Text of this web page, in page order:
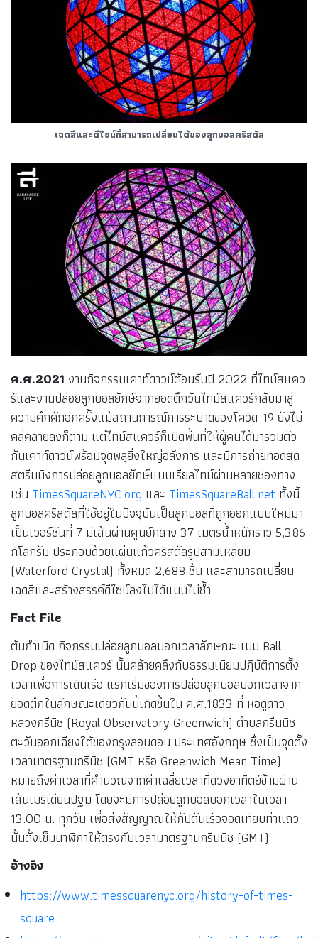
เฉดสีและดีไซน์ที่สามารถเปลี่ยนได้ของลูกบอลคริสตัล
ค.ศ.2021 งานกิจกรรมเคาท์ดาวน์ต้อนรับปี 2022 ที่ไทม์สแคว
ร์และงานปล่อยลูกบอลยักษ์จากยอดตึกวันไทม์สแควร์กลับมาสู่
ความคึกคักอีกครั้งแม้สถานการณ์การระบาดของโควิด-19 ยังไม่
คลี่คลายลงก็ตาม แต่ไทม์สแควร์ก็เปิดพื้นที่ให้ผู้คนได้มารวมตัว
กันเคาท์ดาวน์พร้อมจุดพลุยิ่งใหญ่อลังการ และมีการถ่ายทอดสด
สตรีมมิงการปล่อยลูกบอลยักษ์แบบเรียลไทม์ผ่านหลายช่องทาง
เช่น TimesSquareNYC.org และ TimesSquareBall.net ทั้งนี้
ลูกบอลคริสตัลที่ใช้อยู่ในปัจจุบันเป็นลูกบอลที่ถูกออกแบบใหม่มา
เป็นเวอร์ชันที่ 7 มีเส้นผ่านศูนย์กลาง 37 เมตรน้ำหนักราว 5,386
กิโลกรัม ประกอบด้วยแผ่นแก้วคริสตัลรูปสามเหลี่ยม
(Waterford Crystal) ทั้งหมด 2,688 ชิ้น และสามารถเปลี่ยน
เฉดสีและสร้างสรรค์ดีไซน์ลงไปได้แบบไม่ซ้ำ
Fact File
ต้นกำเนิด กิจกรรมปล่อยลูกบอลบอกเวลาลักษณะแบบ Ball
Drop ของไทม์สแควร์ นั้นคล้ายคลึงกับธรรมเนียมปฎิบัติการตั้ง
เวลาเพื่อการเดินเรือ แรกเริ่มของการปล่อยลูกบอลบอกเวลาจาก
ยอดตึกในลักษณะเดียวกันนี้เกิดขึ้นใน ค.ศ.1833 ที่ หอดูดาว
หลวงกรีนิช (Royal Observatory Greenwich) ตำบลกรีนนิช
ตะวันออกเฉียงใต้ของกรุงลอนดอน ประเทศอังกฤษ ซึ่งเป็นจุดตั้ง
เวลามาตรฐานกรีนิช (GMT หรือ Greenwich Mean Time)
หมายถึงค่าเวลาที่คำนวณจากค่าเฉลี่ยเวลาที่ดวงอาทิตย์ข้ามผ่าน
เส้นเมริเดียนปฐม โดยจะมีการปล่อยลูกบอลบอกเวลาในเวลา
13.00 น. ทุกวัน เพื่อส่งสัญญาณให้กัปตันเรือจอดเทียบท่าแถว
นั้นตั้งเข็มนาฬิกาให้ตรงกับเวลามาตรฐานกรีนนิช (GMT)
อ้างอิง
https://www.timessquarenyc.org/history-of-times-
square